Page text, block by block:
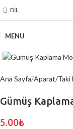
DIL
MENU
Ana Sayfa Aparat/Taki
Gümüş
5.00₺